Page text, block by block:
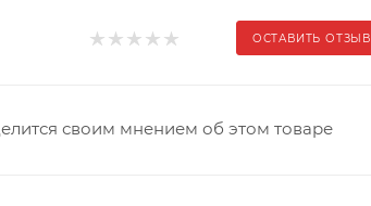
ОСТАВИТЬ ОТЗЫВ
своим мнением об этом товаре